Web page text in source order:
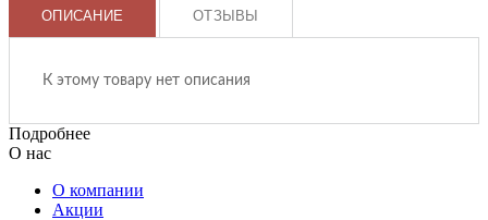
ОПИСАНИЕ ОТЗЫВЫ
К этому товару нет описания
Подробнее
О нас
О компании
Акции